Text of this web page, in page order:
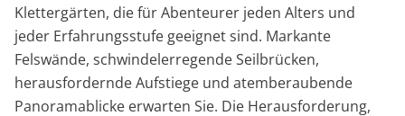
Klettergärten, die für Abenteurer jeden Alters und
jeder Erfahrungsstufe geeignet sind. Markante
Felswände, schwindelerregende Seilbrücken,
herausfordernde Aufstiege und atemberaubende
Panoramablicke erwarten Sie. Die Herausforderung,